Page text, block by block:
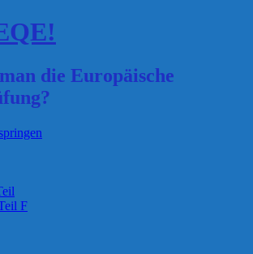
die Europäische
F